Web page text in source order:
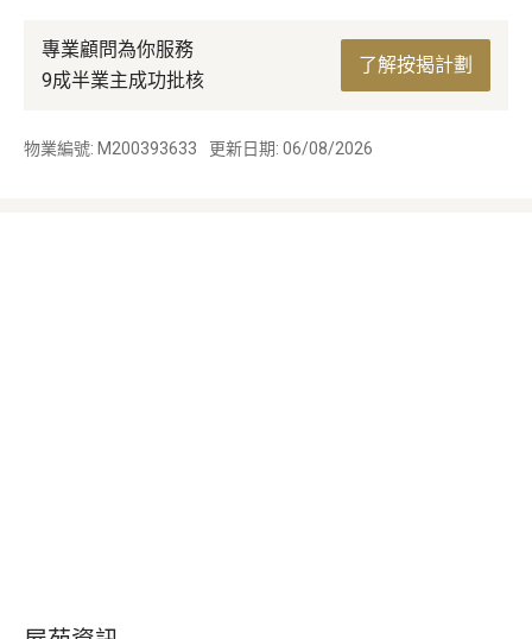
專業顧問為你服務
9成半業主成功批核
了解按揭計劃
物業編號: M200393633 更新日期: 06/08/2026